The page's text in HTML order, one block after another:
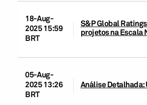
18-Aug-
2025 15:59
BRT
S&P Global
projetos na Escala
05-Aug-
2025 13:26
BRT
Análise Detalhada: